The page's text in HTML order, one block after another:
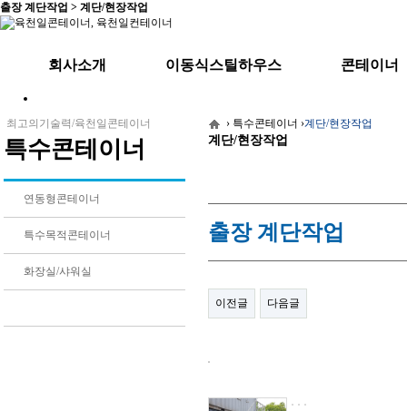
출장 계단작업 > 계단/현장작업
회사소개 이동식스틸하우스 콘테이너
찾아오시는길 사무실/분양사무실/휴게실
최고의기술력/육천일콘테이너
특수콘테이너
연동형콘테이너
특수목적콘테이너
화장실/샤워실
› 특수콘테이너 ›계단/현장작업
계단/현장작업
출장 계단작업
이전글 다음글